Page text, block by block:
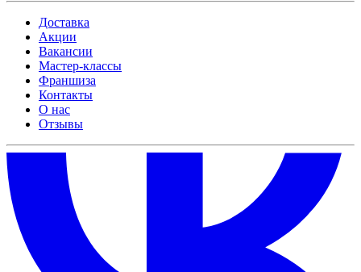
Доставка
Акции
Вакансии
Мастер-классы
Франшиза
Контакты
О нас
Отзывы